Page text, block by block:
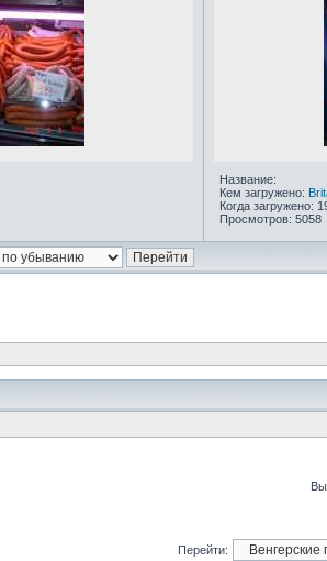
Название:
Кем загружено:
Когда загружено:
Просмотров: 5058
Вы
Перейти: